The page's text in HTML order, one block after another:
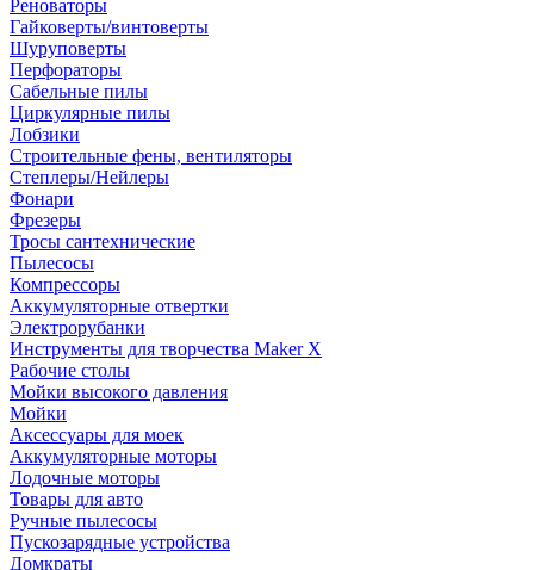
Реноваторы
Гайковерты/винтоверты
Шуруповерты
Перфораторы
Сабельные пилы
Циркулярные пилы
Лобзики
Строительные фены, вентиляторы
Степлеры/Нейлеры
Фонари
Фрезеры
Тросы сантехнические
Пылесосы
Компрессоры
Аккумуляторные отвертки
Электрорубанки
Инструменты для творчества Maker X
Рабочие столы
Мойки высокого давления
Мойки
Аксессуары для моек
Аккумуляторные моторы
Лодочные моторы
Товары для авто
Ручные пылесосы
Пускозарядные устройства
Домкраты